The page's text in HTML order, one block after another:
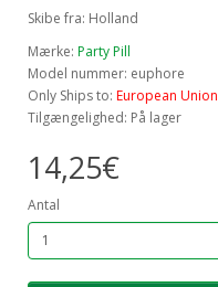
Skibe fra: Holland
Mærke: Party Pill
Model nummer: euphore
Only Ships to: European Union
Tilgængelighed: På lager
14,25€
Antal